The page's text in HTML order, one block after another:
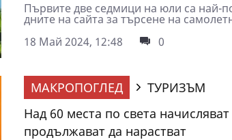
Първите две седмици на юли са най-
дните на сайта за търсене на
18 Май 2024, 12:48
0
МАКРОПОГЛЕД
ТУРИЗЪМ
Над 60 места по света
продължават да нарастват